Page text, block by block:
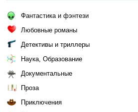
Фантастика и фэнтези
Любовные романы
Детективы и триллеры
Наука, Образование
Документальные
Проза
Приключения